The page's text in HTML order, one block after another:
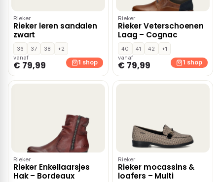
Rieker
Rieker leren sandalen
zwart
36 37 38
+2
vanaf
€ 79,99 1 shop
Rieker
Rieker Veterschoenen
Laag – Cognac
40 41 42
+1
vanaf
€ 79,99 1 shop
Rieker
Rieker Enkellaarsjes
Hak – Bordeaux
Rieker
Rieker mocassins &
loafers – Multi